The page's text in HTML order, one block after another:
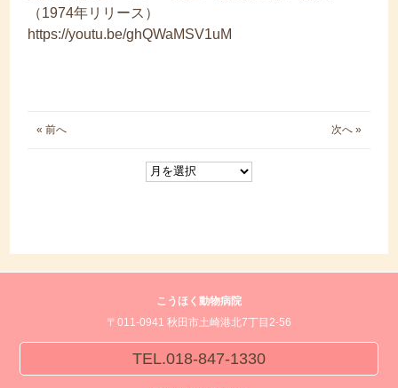
（1974年リリース）
https://youtu.be/ghQWaMSV1uM
« 前へ 次へ »
こうほく動物病院
〒011-0941 秋田市土崎港北7丁目2-56
TEL.018-847-1330